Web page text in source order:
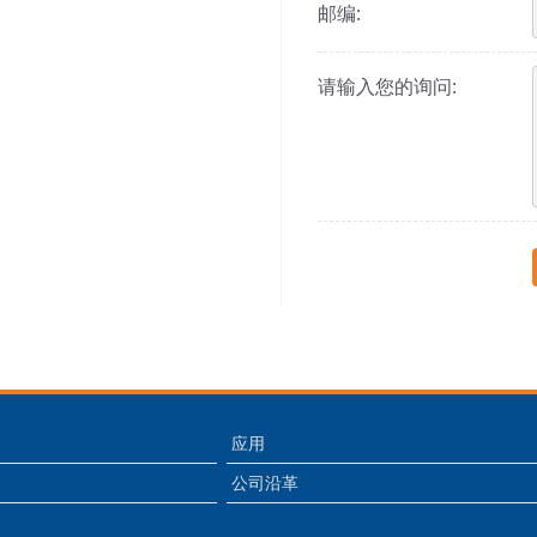
邮编:
请输入您的询问:
应用
公司沿革